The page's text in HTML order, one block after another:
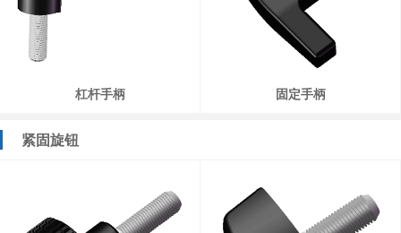
杠杆手柄 固定手柄
紧固旋钮